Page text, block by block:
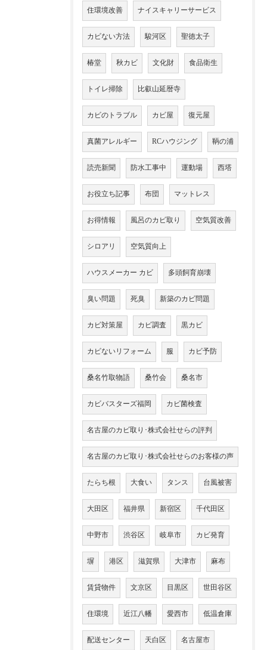
住環境改善 ナイスキャリーサービス
カビない方法 駿河区 聖徳太子
椿堂 秋カビ 文化財 食品衛生
トイレ掃除 比叡山延暦寺
カビのトラブル カビ屋 復元屋
真菌アレルギー RCハウジング 鞆の浦
読売新聞 防水工事中 運動場 西塔
お役立ち記事 布団 マットレス
お得情報 風呂のカビ取り 空気質改善
シロアリ 空気質向上
ハウスメーカー カビ 多頭飼育崩壊
臭い問題 死臭 新築のカビ問題
カビ対策屋 カビ調査 黒カビ
カビないリフォーム 服 カビ予防
桑名竹取物語 桑竹会 桑名市
カビバスターズ福岡 カビ菌検査
名古屋のカビ取り･株式会社せらの評判
名古屋のカビ取り･株式会社せらのお客様の声
たらち根 大食い タンス 台風被害
大田区 福井県 新宿区 千代田区
中野市 渋谷区 岐阜市 カビ発育
塀 港区 滋賀県 大津市 麻布
賃貸物件 文京区 目黒区 世田谷区
住環境 近江八幡 愛西市 低温倉庫
配送センター 天白区 名古屋市